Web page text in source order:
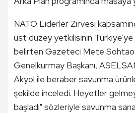
NATO Liderler Zirvesi
üst düzey yetkilisinin Türkiye'ye
belirten Gazeteci Mete
Genelkurmay Başkanı,
Akyol ile beraber savunma
şekilde inceledi. Heyetler
başladı" sözleriyle savunma